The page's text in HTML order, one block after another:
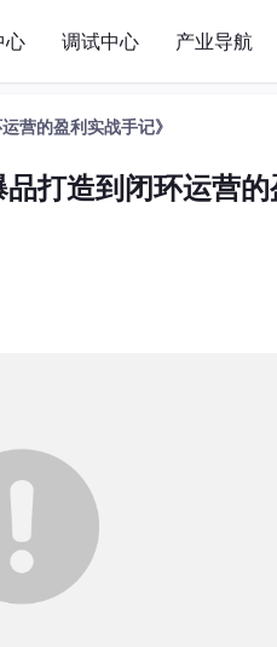
心 调试中心 产业导航
营的盈利实战手记》
打造到闭环运营的